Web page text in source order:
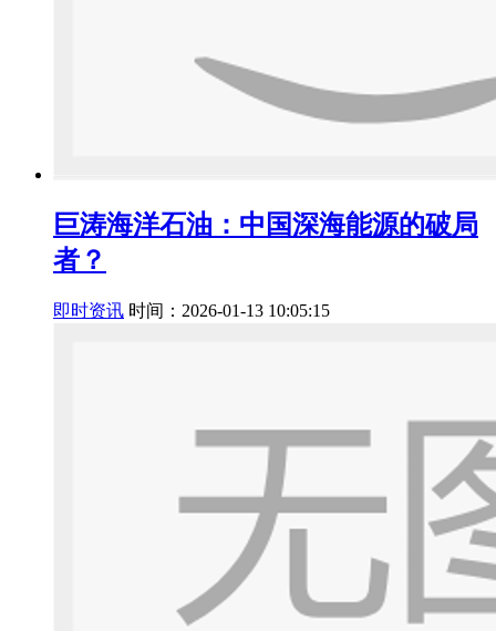
巨涛海洋石油：中国深海能源的破局
者？
即时资讯 时间：2026-01-13 10:05:15